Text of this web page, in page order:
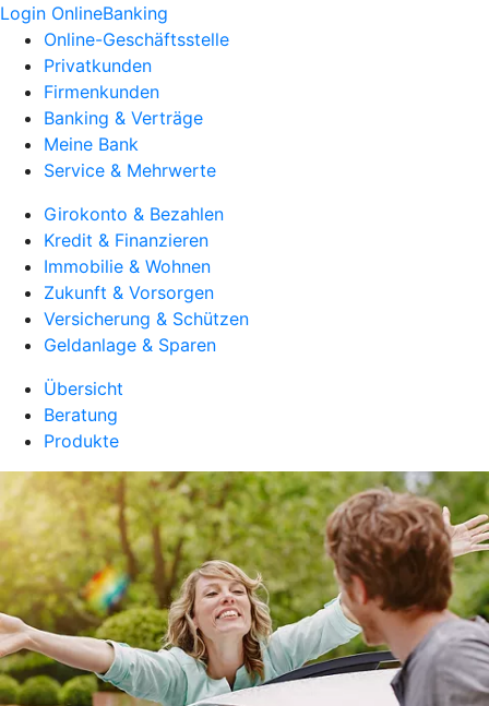
Login OnlineBanking
Online-Geschäftsstelle
Privatkunden
Firmenkunden
Banking & Verträge
Meine Bank
Service & Mehrwerte
Girokonto & Bezahlen
Kredit & Finanzieren
Immobilie & Wohnen
Zukunft & Vorsorgen
Versicherung & Schützen
Geldanlage & Sparen
Übersicht
Beratung
Produkte